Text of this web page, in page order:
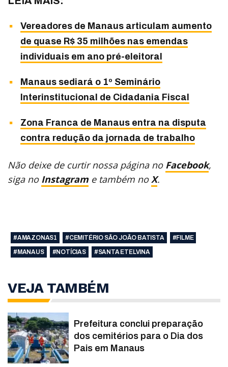
Vereadores de Manaus articulam aumento
de quase R$ 35 milhões nas emendas
individuais em ano pré-eleitoral
Manaus sediará o 1º Seminário
Interinstitucional de Cidadania Fiscal
Zona Franca de Manaus entra na disputa
contra redução da jornada de trabalho
Não deixe de curtir nossa página no Facebook,
siga no Instagram e também noX.
#AMAZONAS1 #CEMITÉRIO SÃO JOÃO BATISTA
#FILME
#MANAUS
#NOTÍCIAS #SANTA ETELVINA
VEJA TAMBÉM
Prefeitura conclui preparação
dos cemitérios para o Dia dos
Pais em Manaus